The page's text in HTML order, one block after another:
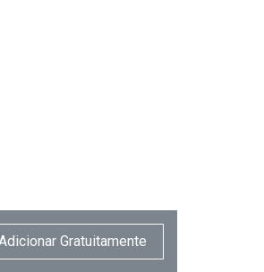
Gratuitamente